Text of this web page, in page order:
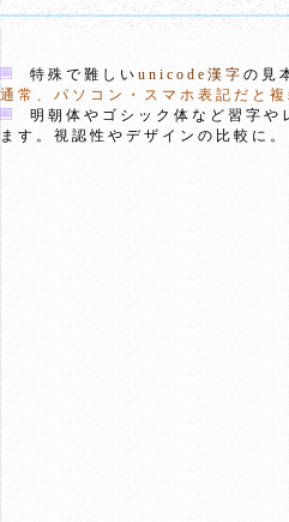
特殊で難しい unicode漢字 の見
通常、パソコン・スマホ表記だと複
明朝体やゴシック体など習字や
ます。視認性やデザインの比較に。